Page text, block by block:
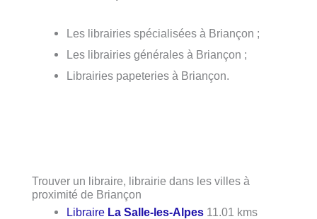
Les librairies spécialisées à Briançon ;
Les librairies générales à Briançon ;
Librairies papeteries à Briançon.
Trouver un libraire, librairie dans les villes à
proximité de Briançon
Libraire La Salle-les-Alpes 11.01 kms